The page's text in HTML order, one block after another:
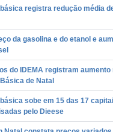
registra redução média
da gasolina e do etanol e
do IDEMA registram aumento
de Natal
sobe em 15 das 17
pelo Dieese